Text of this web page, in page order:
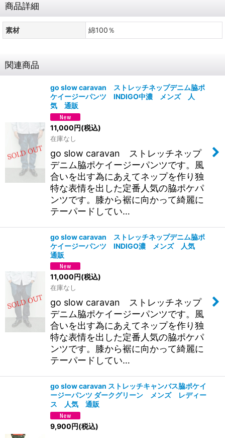
商品詳細
素材 綿100％
関連商品
go slow caravan ストレッチネップデニム脇ポ
ケイージーパンツ INDIGO中濃 メンズ 人
気 通販
11,000円(税込)
在庫なし
go slow caravan ストレッチネップ
デニム脇ポケイージーパンツです。風
合いを出す為にあえてネップを作り独
特な表情を出した定番人気の脇ポケパ
ンツです。膝から裾に向かって綺麗に
テーパードしてい…
go slow caravan ストレッチネップデニム脇ポ
ケイージーパンツ INDIGO濃 メンズ 人気
通販
11,000円(税込)
在庫なし
go slow caravan ストレッチネップ
デニム脇ポケイージーパンツです。風
合いを出す為にあえてネップを作り独
特な表情を出した定番人気の脇ポケパ
ンツです。膝から裾に向かって綺麗に
テーパードしてい…
go slow caravan ストレッチキャンバス脇ポケイ
ージーパンツ ダークグリーン メンズ レディー
ス 人気 通販
9,900円(税込)